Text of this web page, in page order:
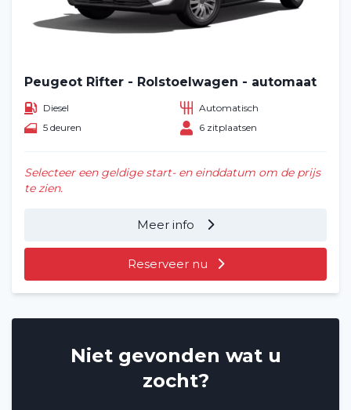
Voertuig huren
Lange termijn
Blog
Veelgestelde vragen (FAQ)
Peugeot Rifter - Rolstoelwagen - automaat
Diesel
Automatisch
5 deuren
6 zitplaatsen
Selecteer een geldige start- en einddatum om de prijs
te zien.
Meer info
Reserveer nu
Niet gevonden wat u
zocht?